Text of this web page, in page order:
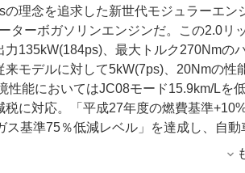
理念を追求した新世代モジュラーエン
ターボガソリンエンジンだ。この2.0リ
力135kW(184ps)、最大トルク270Nmの
来モデルに対して5kW(7ps)、20Nmの性
性能においてはJC08モード15.9km/Lを
税に対応。「平成27年度の燃費基準
ス基準75％低減レベル」を達成し、自